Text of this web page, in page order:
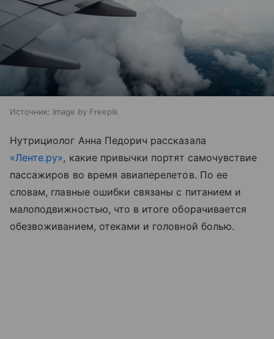
Источник: Image by Freepik
Нутрициолог Анна Педорич рассказала
«Ленте.ру», какие привычки портят самочувствие
пассажиров во время авиаперелетов. По ее
словам, главные ошибки связаны с питанием и
малоподвижностью, что в итоге оборачивается
обезвоживанием, отеками и головной болью.